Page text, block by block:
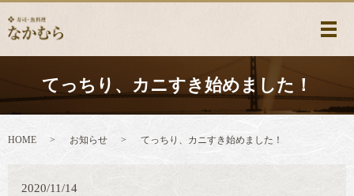
メ
てっちり、カニすき始めました！
HOME お知らせ てっちり、カニすき始めました！
2020/11/14